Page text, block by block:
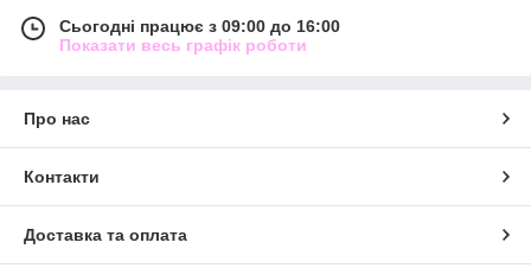
Сьогодні працює з 09:00 до 16:00
Показати весь графік роботи
Про нас
Контакти
Доставка та оплата